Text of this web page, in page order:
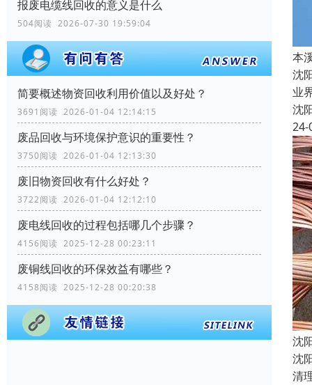
报废电缆线回收的意义是什么
504阅读 2026-07-30 19:59:04
简要概述物资回收利用价值以及好处？
3691阅读 2026-01-04 12:14:15
废品回收与环境保护意识的重要性？
3750阅读 2026-01-04 12:13:30
废旧物资回收有什么好处？
3722阅读 2026-01-04 12:12:10
废电线回收的过程包括哪几个步骤？
4156阅读 2025-12-28 00:23:11
废铜线回收的环保效益有哪些？
4158阅读 2025-12-28 00:20:38
本
沈
业
沈
24-
沈
沈
清